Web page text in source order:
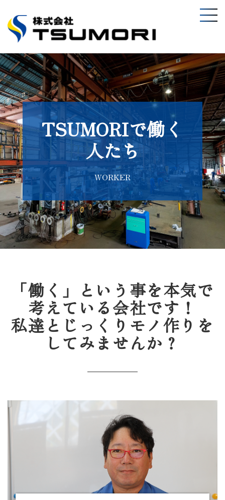
TSUMORIで働く
人たち
WORKER
「働く」という事を本気で
考えている会社です！
私達とじっくりモノ作りを
してみませんか？